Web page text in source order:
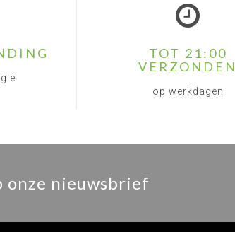
TOT 21:00
VERZONDEN
op werkdagen
onze nieuwsbrief